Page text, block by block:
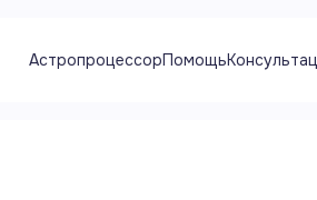
АстропроцессорПомощь